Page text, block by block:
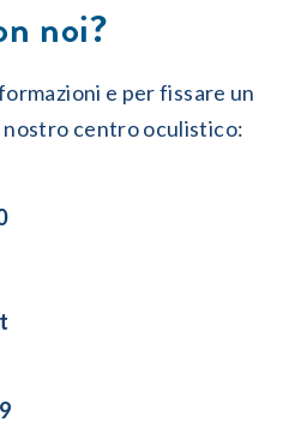
noi?
e per fissare un
centro oculistico: